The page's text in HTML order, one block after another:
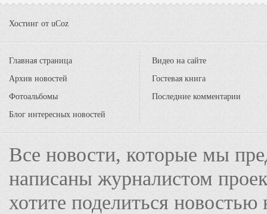
Хостинг от uCoz
Главная страница
Архив новостей
Фотоальбомы
Блог интересных новостей
Видео на сайте
Гостевая книга
Последние комментарии
Все новости, которые мы
написаны журналистом
хотите поделиться